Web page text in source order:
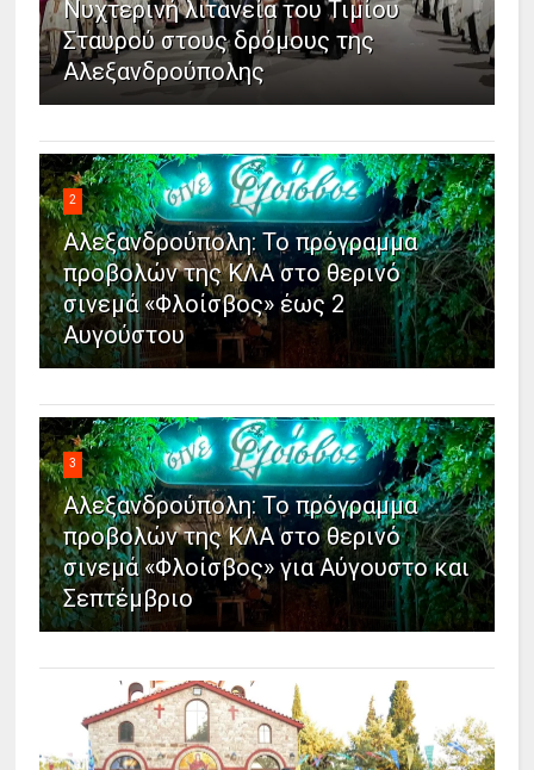
Νυχτερινή λιτανεία του Τιμίου
Σταυρού στους δρόμους της
Αλεξανδρούπολης
2
Αλεξανδρούπολη: Το πρόγραμμα
προβολών της ΚΛΑ στο θερινό
σινεμά «Φλοίσβος» έως 2
Αυγούστου
3
Αλεξανδρούπολη: Το πρόγραμμα
προβολών της ΚΛΑ στο θερινό
σινεμά «Φλοίσβος» για Αύγουστο και
Σεπτέμβριο